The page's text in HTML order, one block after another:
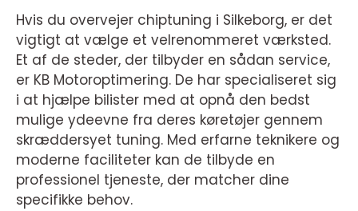
Hvis du overvejer chiptuning i Silkeborg, er det
vigtigt at vælge et velrenommeret værksted.
Et af de steder, der tilbyder en sådan service,
er KB Motoroptimering. De har specialiseret sig
i at hjælpe bilister med at opnå den bedst
mulige ydeevne fra deres køretøjer gennem
skræddersyet tuning. Med erfarne teknikere og
moderne faciliteter kan de tilbyde en
professionel tjeneste, der matcher dine
specifikke behov.